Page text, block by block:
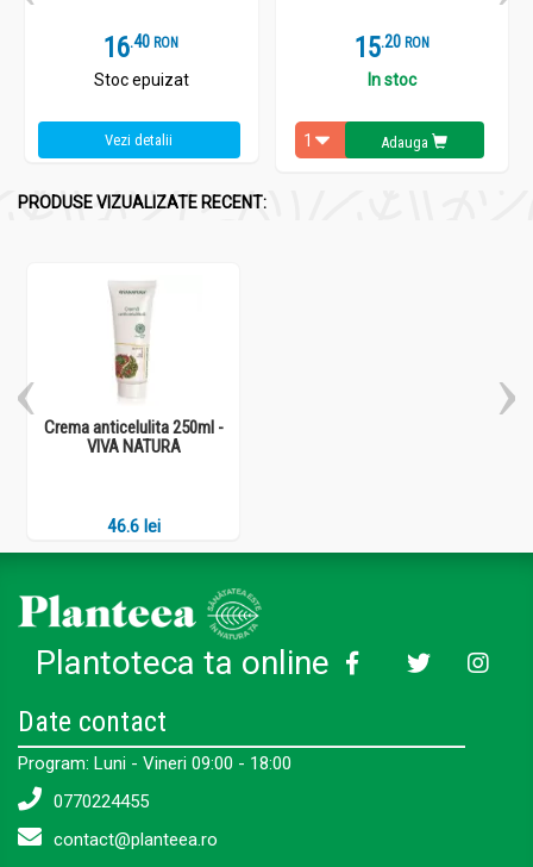
16.4 RON
Stoc epuizat
Vezi detalii
15.2 RON
In stoc
Adauga
PRODUSE VIZUALIZATE RECENT:
Crema anticelulita 250ml -
VIVA NATURA
46.6 lei
Plantoteca ta online
Date contact
Program: Luni - Vineri 09:00 - 18:00
0770224455
contact@planteea.ro